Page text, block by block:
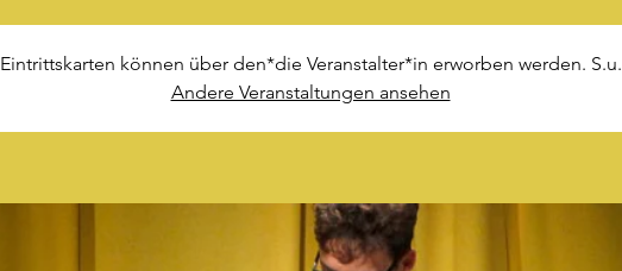
Eintrittskarten können über den*die Veranstalter*in erworben werden. S.u.
Andere Veranstaltungen ansehen